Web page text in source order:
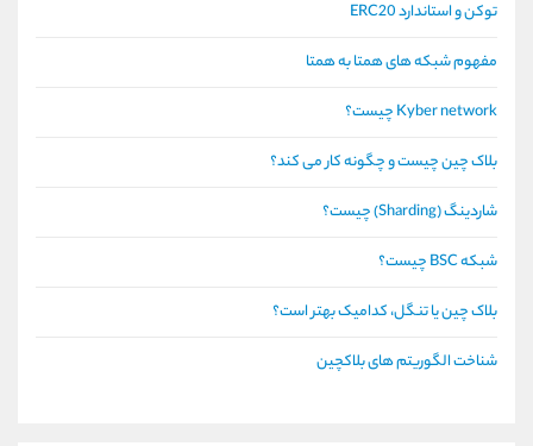
توکن و استاندارد ERC20
مفهوم شبکه های همتا به همتا
Kyber network چیست؟
بلاک چین چیست و چگونه کار می کند؟
شاردینگ (Sharding) چیست؟
شبکه BSC چیست؟
بلاک چین یا تنگل، کدامیک بهتر است؟
شناخت الگوریتم های بلاکچین